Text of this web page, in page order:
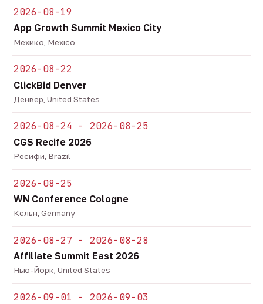
2026-08-19
App Growth Summit Mexico City
Мехико, Mexico
2026-08-22
ClickBid Denver
Денвер, United States
2026-08-24 - 2026-08-25
CGS Recife 2026
Ресифи, Brazil
2026-08-25
WN Conference Cologne
Кёльн, Germany
2026-08-27 - 2026-08-28
Affiliate Summit East 2026
Нью-Йорк, United States
2026-09-01 - 2026-09-03